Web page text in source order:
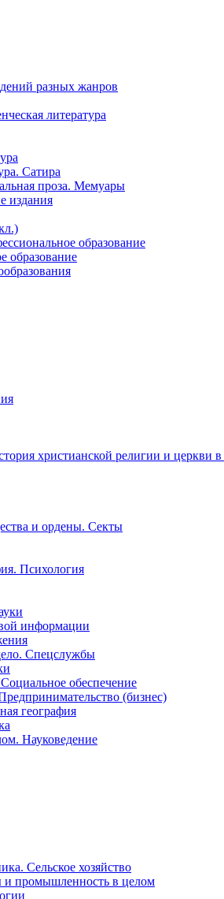
разных жанров
литература
Сатира
проза. Мемуары
издания
образование
образование
христианской религии и церкви
и ордены. Секты
Психология
информации
Спецслужбы
обеспечение
(бизнес)
география
Науковедение
Сельское хозяйство
и промышленность в целом